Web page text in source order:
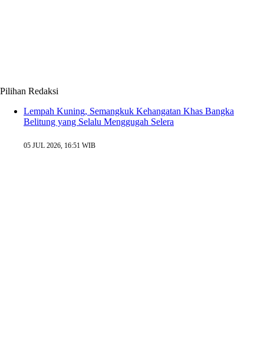
Pilihan Redaksi
Lempah Kuning, Semangkuk Kehangatan Khas Bangka
Belitung yang Selalu Menggugah Selera
05 JUL 2026, 16:51 WIB